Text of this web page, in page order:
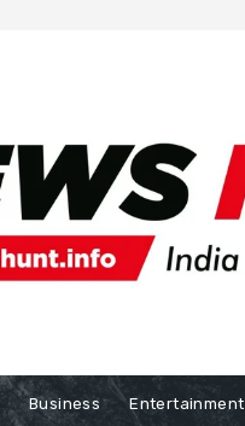
Business Entertainment